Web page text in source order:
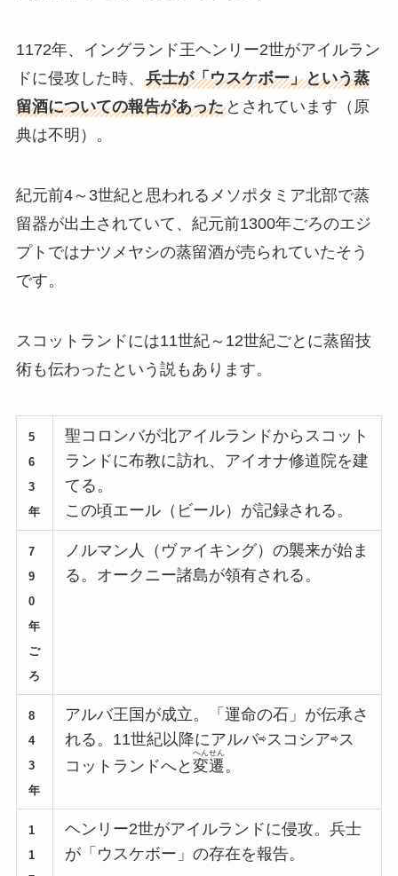
1172年、イングランド王ヘンリー2世がアイルラン
ドに侵攻した時、 兵士が「ウスケボー」という蒸
留酒についての報告があったとされています（原
典は不明）。
紀元前4～3世紀と思われるメソポタミア北部で蒸
留器が出土されていて、紀元前1300年ごろのエジ
プトではナツメヤシの蒸留酒が売られていたそう
です。
スコットランドには11世紀～12世紀ごとに蒸留技
術も伝わったという説もあります。
5
6
3
年
聖コロンバが北アイルランドからスコット
ランドに布教に訪れ、アイオナ修道院を建
てる。
この頃エール（ビール）が記録される。
7
9
0
年
ご
ろ
ノルマン人（ヴァイキング）の襲来が始ま
る。オークニー諸島が領有される。
8
4
3
年
アルバ王国が成立。「運命の石」が伝承さ
れる。11世紀以降にアルバ⇨スコシア⇨ス
コットランドへと変遷
へんせん
。
1
1
ヘンリー2世がアイルランドに侵攻。兵士
が「ウスケボー」の存在を報告。